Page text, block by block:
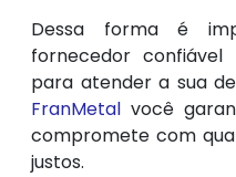
Dessa forma é
fornecedor
para atender a sua
FranMetal você
compromete com
justos.